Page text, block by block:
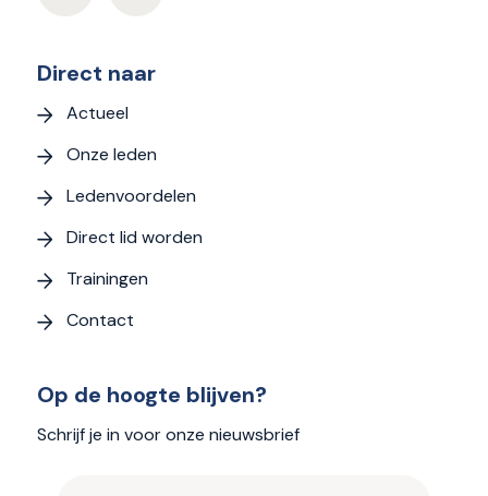
Direct naar
Actueel
Onze leden
Ledenvoordelen
Direct lid worden
Trainingen
Contact
Op de hoogte blijven?
Schrijf je in voor onze nieuwsbrief